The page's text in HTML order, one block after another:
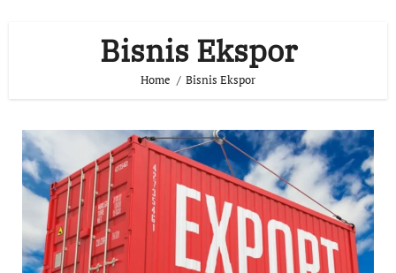
Bisnis Ekspor
Home Bisnis Ekspor